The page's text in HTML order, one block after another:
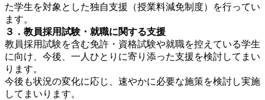
た学生を対象とした独自支援（授業料減免制度）を行ってい
ます。
３．教員採用試験・就職に関する支援
教員採用試験を含む免許・資格試験や就職を控えている学生
に向け、今後、一人ひとりに寄り添った支援を検討してまい
ります。
今後も状況の変化に応じ、速やかに必要な施策を検討し実施
してまいります。